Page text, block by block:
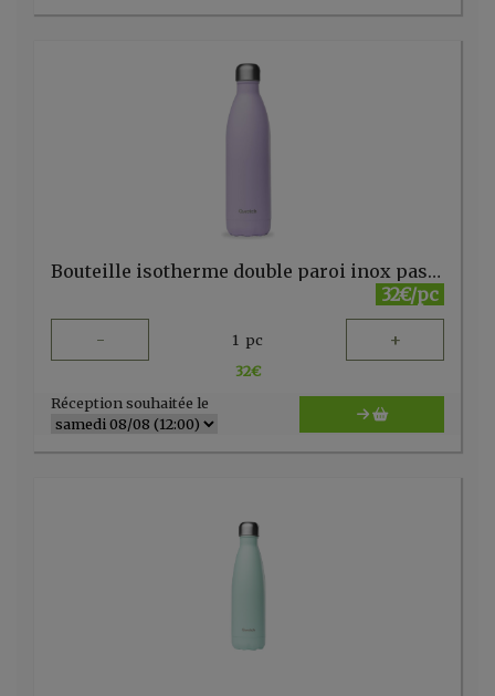
Bouteille isotherme double paroi inox pastel lilas 750ml Qwetch (copie)
32€/pc
- 1 pc +
32€
Réception souhaitée le